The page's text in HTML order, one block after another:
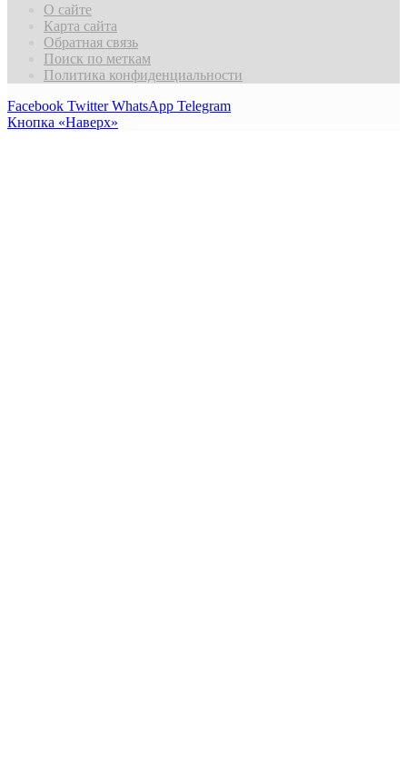
О сайте
Карта сайта
Обратная связь
Поиск по меткам
Политика конфиденциальности
Facebook Twitter WhatsApp Telegram
Кнопка «Наверх»